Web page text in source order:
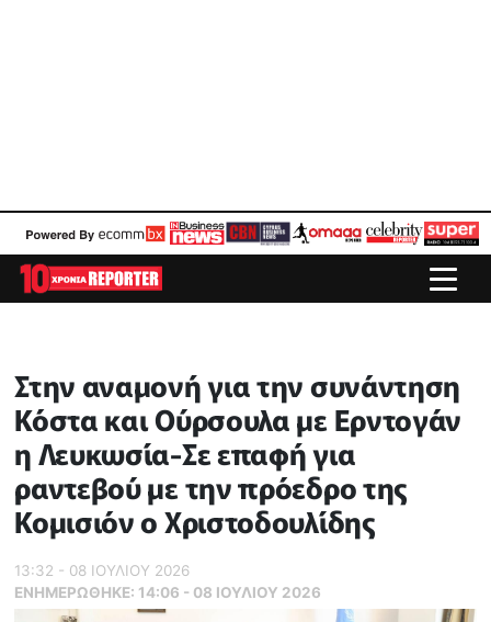
Στην αναμονή για την συνάντηση
Κόστα και Ούρσουλα με Ερντογάν
η Λευκωσία-Σε επαφή για
ραντεβού με την πρόεδρο της
Κομισιόν ο Χριστοδουλίδης
13:32 - 08 ΙΟΥΛΙΟΥ 2026
ΕΝΗΜΕΡΏΘΗΚΕ: 14:06 - 08 ΙΟΥΛΙΟΥ 2026